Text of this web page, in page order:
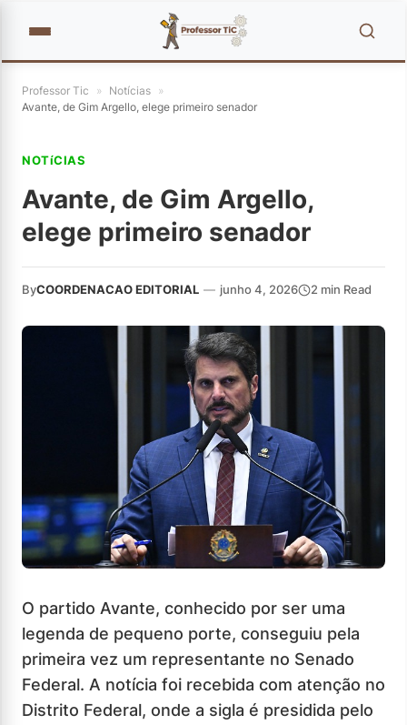
Professor Tic » Notícias »
Avante, de Gim Argello, elege primeiro senador
NOTíCIAS
Avante, de Gim Argello,
elege primeiro senador
ByCOORDENACAO EDITORIAL — junho 4, 2026 2 min Read
O partido Avante, conhecido por ser uma
legenda de pequeno porte, conseguiu pela
primeira vez um representante no Senado
Federal. A notícia foi recebida com atenção no
Distrito Federal, onde a sigla é presidida pelo